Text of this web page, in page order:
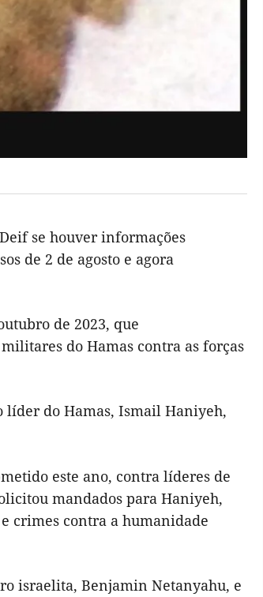
se houver informações
de 2 de agosto e agora
de 2023, que
do Hamas contra as forças
líder do Hamas, Ismail Haniyeh,
este ano, contra líderes de
mandados para Haniyeh,
crimes contra a humanidade
israelita, Benjamin Netanyahu, e